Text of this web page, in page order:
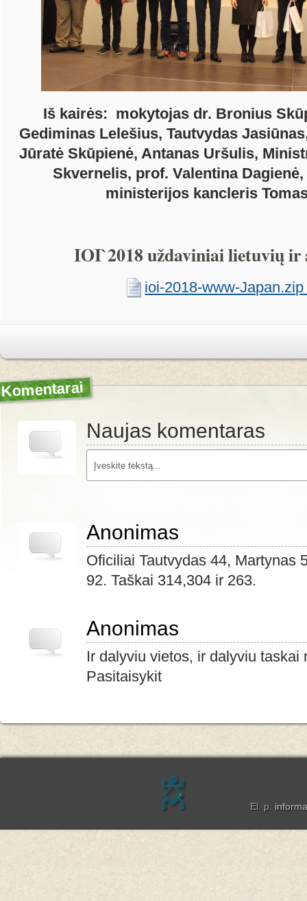
Iš kairės: mokytojas dr. Bronius
Gediminas Lelešius, Tautvydas
Jūratė Skūpienė, Antanas Uršulis,
Skvernelis, prof. Valentina
ministerijos kancleris
IOI`2018 uždaviniai lietuvių ir
ioi-2018-www-
Komentarai
Naujas komentaras
Anonimas
Oficiliai Tautvydas 44, Martynas
92. Taškai 314,304 ir 263.
Anonimas
Ir dalyviu vietos, ir dalyviu taskai
Pasitaisykit
El. p.